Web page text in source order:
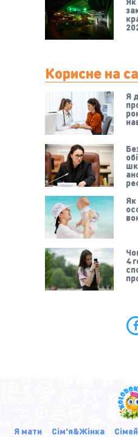
Корисне на
Я
Як
4
Я мати Сім'я&Жінка